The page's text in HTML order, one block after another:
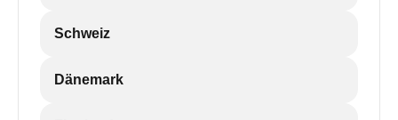
Schweiz
Dänemark